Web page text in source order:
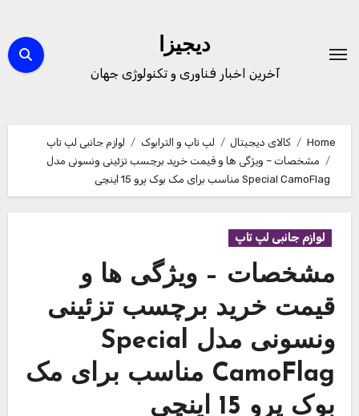
content
دیجیزا
آخرین اخبار فناوری و تکنولوژی جهان
Home کالای دیجیتال لپ تاپ و الترابوک
لوازم جانبی لپ تاپ
مشخصات – ویژگی ها و قیمت خرید برچسب تزئینی ونسونی مدل
Special CamoFlag مناسب برای مک بوک پرو 15 اینچی
لوازم جانبی لپ تاپ
مشخصات – ویژگی ها و
قیمت خرید برچسب تزئینی
ونسونی مدل Special
CamoFlag مناسب برای مک
بوک پرو 15 اینچی